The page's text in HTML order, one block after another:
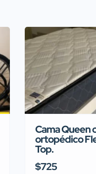
Cama Queen
ortopédico
Top.
$725